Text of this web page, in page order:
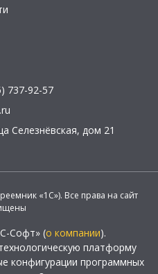
737-92-57
Селезнёвская, дом 21
«1С»). Все права на сайт
Софт» (о компании).
платформу
конфигурации программных